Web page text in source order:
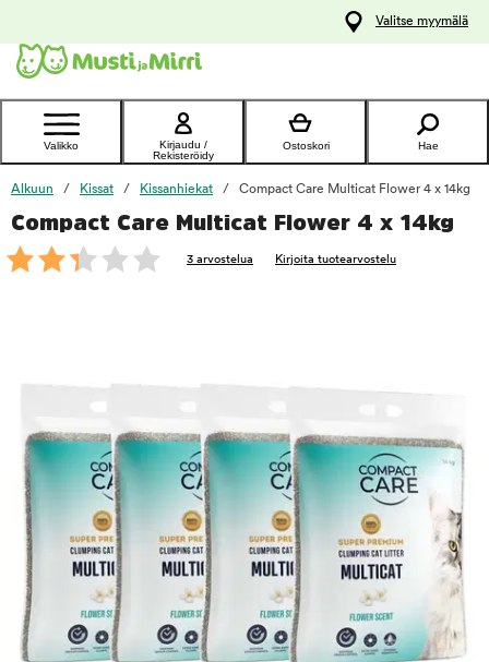
Ota yhteyttä
asiakaspalveluun
Valitse myymälä
Valikko
Kirjaudu /
Rekisteröidy
Ostoskori Hae
Alkuun Kissat Kissanhiekat Compact Care Multicat Flower 4 x 14kg
Compact Care Multicat Flower 4 x 14kg
3 arvostelua Kirjoita tuotearvostelu
foo